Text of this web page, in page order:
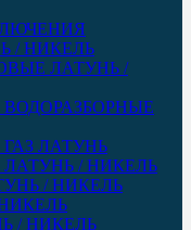
/ НИКЕЛЬ
ЛАТУНЬ /
ЛАТУНЬ
/ НИКЕЛЬ
/ НИКЕЛЬ
/ НИКЕЛЬ